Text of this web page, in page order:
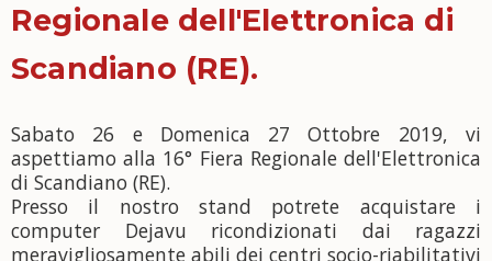
Regionale dell'Elettronica di
Scandiano (RE).
Sabato 26 e Domenica 27 Ottobre 2019, vi
aspettiamo alla 16° Fiera Regionale dell'Elettronica
di Scandiano (RE).
Presso il nostro stand potrete acquistare i
computer Dejavu ricondizionati dai ragazzi
meravigliosamente abili dei centri socio-riabilitativi